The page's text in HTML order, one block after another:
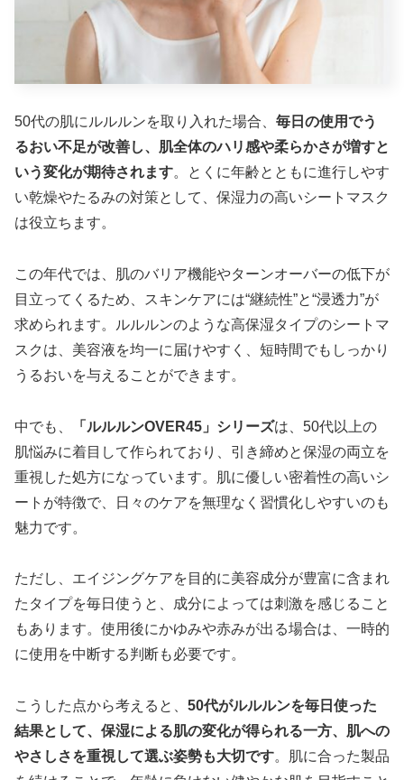
50代の肌にルルルンを取り入れた場合、 毎日の使用でう
るおい不足が改善し、肌全体のハリ感や柔らかさが増すと
いう変化が期待されます。とくに年齢とともに進行しやす
い乾燥やたるみの対策として、保湿力の高いシートマスク
は役立ちます。
この年代では、肌のバリア機能やターンオーバーの低下が
目立ってくるため、スキンケアには“継続性”と“浸透力”が
求められます。ルルルンのような高保湿タイプのシートマ
スクは、美容液を均一に届けやすく、短時間でもしっかり
うるおいを与えることができます。
中でも、 「ルルルンOVER45」シリーズは、50代以上の
肌悩みに着目して作られており、引き締めと保湿の両立を
重視した処方になっています。肌に優しい密着性の高いシ
ートが特徴で、日々のケアを無理なく習慣化しやすいのも
魅力です。
ただし、エイジングケアを目的に美容成分が豊富に含まれ
たタイプを毎日使うと、成分によっては刺激を感じること
もあります。使用後にかゆみや赤みが出る場合は、一時的
に使用を中断する判断も必要です。
こうした点から考えると、 50代がルルルンを毎日使った
結果として、保湿による肌の変化が得られる一方、肌への
やさしさを重視して選ぶ姿勢も大切です。肌に合った製品